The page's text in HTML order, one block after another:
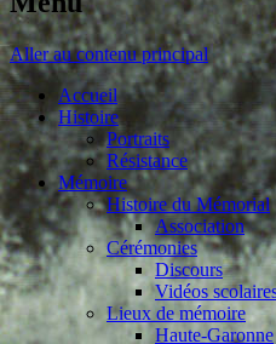
Aller au contenu principal
Accueil
Histoire
Portraits
Résistance
Mémoire
Histoire du Mémorial
Association
Cérémonies
Discours
Vidéos
Lieux de mémoire
Haute-Garonne